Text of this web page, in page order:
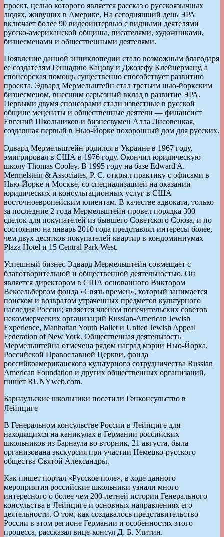
проект, целью которого является рассказ о русскоязычных
людях, живущих в Америке. На сегодняшний день ЭРА
включает более 90 видеоинтервью с видными деятелями
русско-американской общины, писателями, художниками,
бизнесменами и общественными деятелями.
Появление данной энциклопедии стало возможным благодаря
ее создателям Геннадию Кацову и Джозефу Клейнерману, а
спонсорская помощь существенно способствует развитию
проекта. Эдвард Мермельштейн стал третьим нью-йоркским
бизнесменом, внесшим серьезный вклад в развитие ЭРА.
Первыми двумя спонсорами стали известные в русской
общине меценаты и общественные деятели — финансист
Евгений Школьников и бизнесвумен Алла Лисовецкая,
создавшая первый в Нью-Йорке похоронный дом для русских.
Эдвард Мермельштейн родился в Украине в 1967 году,
эмигрировал в США в 1976 году. Окончил юридическую
школу Thomas Cooley. В 1995 году на базе Edward A.
Mermelstein & Associates, P. C. открыл практику с офисами в
Нью-Йорке и Москве, со специализацией на оказании
юридических и консультационных услуг в США
восточноевропейским клиентам. В качестве адвоката, только
за последние 2 года Мермельштейн провел порядка 300
сделок для покупателей из бывшего Советского Союза, и по
состоянию на январь 2010 года представлял интересы более,
чем двух десятков покупателей квартир в кондоминиумах
Plaza Hotel и 15 Central Park West.
Успешный бизнес Эдвард Мермельштейн совмещает с
благотворительной и общественной деятельностью. Он
является директором в США основанного Виктором
Вексельбергом фонда «Связь времен», который занимается
поиском и возвратом утраченных предметов культурного
наследия России; является членом попечительских советов
некоммерческих организаций Russian-American Jewish
Experience, Manhattan Youth Ballet и United Jewish Appeal
Federation of New York. Общественная деятельность
Мермельштейна отмечена рядом наград мэрии Нью-Йорка,
Российской Православной Церкви, фонда
российкоамериканского культурного сотрудничества Russian
American Foundation и других общественных организаций,
пишет RUNYweb.com.
Барнаульские школьники посетили Генконсульство в
Лейпциге
В Генеральном консульстве России в Лейпциге для
находящихся на каникулах в Германии российских
школьников из Барнаула во вторник, 21 августа, была
организована экскурсия при участии Немецко-русского
общества Святой Александры.
Как пишет портал «Русское поле», в ходе данного
мероприятия российские школьники узнали много
интересного о более чем 200-летней истории Генерального
консульства в Лейпциге и основных направлениях его
деятельности. О том, как создавалось представительство
России в этом регионе Германии и особенностях этого
процесса, рассказал вице-консул Д. Б. Улитин.